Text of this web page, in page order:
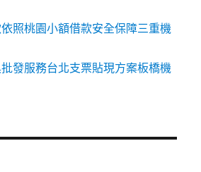
照桃園小額借款安全保障三重機
發服務台北支票貼現方案板橋機